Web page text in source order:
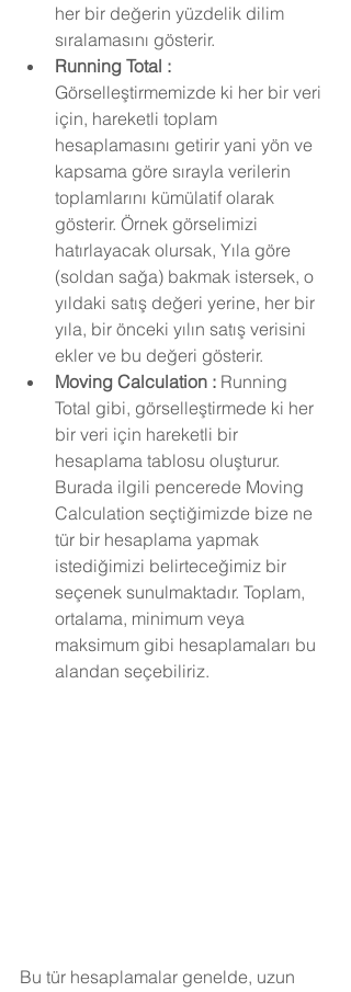
her bir değerin yüzdelik dilim
sıralamasını gösterir.
Running Total :
Görselleştirmemizde ki her bir veri
için, hareketli toplam
hesaplamasını getirir yani yön ve
kapsama göre sırayla verilerin
toplamlarını kümülatif olarak
gösterir. Örnek görselimizi
hatırlayacak olursak, Yıla göre
(soldan sağa) bakmak istersek, o
yıldaki satış değeri yerine, her bir
yıla, bir önceki yılın satış verisini
ekler ve bu değeri gösterir.
Moving Calculation : Running
Total gibi, görselleştirmede ki her
bir veri için hareketli bir
hesaplama tablosu oluşturur.
Burada ilgili pencerede Moving
Calculation seçtiğimizde bize ne
tür bir hesaplama yapmak
istediğimizi belirteceğimiz bir
seçenek sunulmaktadır. Toplam,
ortalama, minimum veya
maksimum gibi hesaplamaları bu
alandan seçebiliriz.
Bu tür hesaplamalar genelde, uzun